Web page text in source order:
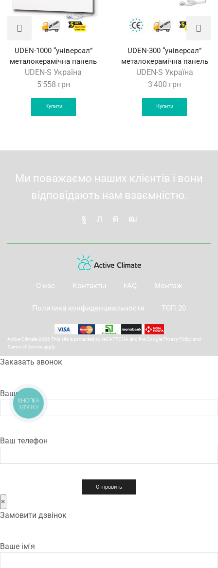
UDEN-1000 “універсал”
металокерамічна панель
UDEN-S Україна
5'558 грн
Купити
UDEN-300 “універсал”
металокерамічна панель
UDEN-S Україна
3'400 грн
Купити
Ми поважаємо наших клієнтів і вони
відповідають нам взаємністю.
О нас Контакты FAQ Монтаж
Политика конфиденциальности ТОП 20
Active Climate 2026 This site is protected by reCAPTCHA and the Google Privacy Policy and
Terms of Service apply.
Заказать звонок
Ваше имя
Ваш телефон
×
Замовити дзвінок
Ваше ім'я
КНОПКА
ЗВ'ЯЗКУ